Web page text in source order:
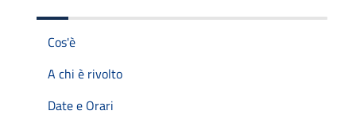
Cos'è
A chi è rivolto
Date e Orari